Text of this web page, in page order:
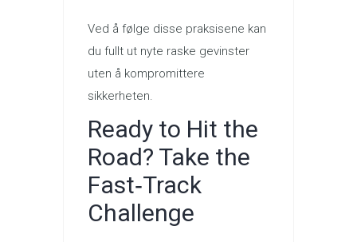
Ved å følge disse praksisene kan
du fullt ut nyte raske gevinster
uten å kompromittere
sikkerheten.
Ready to Hit the
Road? Take the
Fast‑Track
Challenge